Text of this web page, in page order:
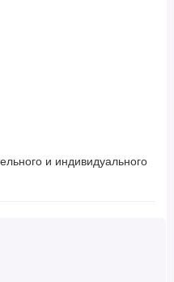
и индивидуального